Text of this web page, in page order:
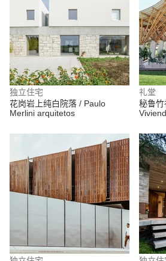
独立住宅
花岗岩上纯白院落 / Paulo
Merlini arquitetos
礼堂
秘鲁